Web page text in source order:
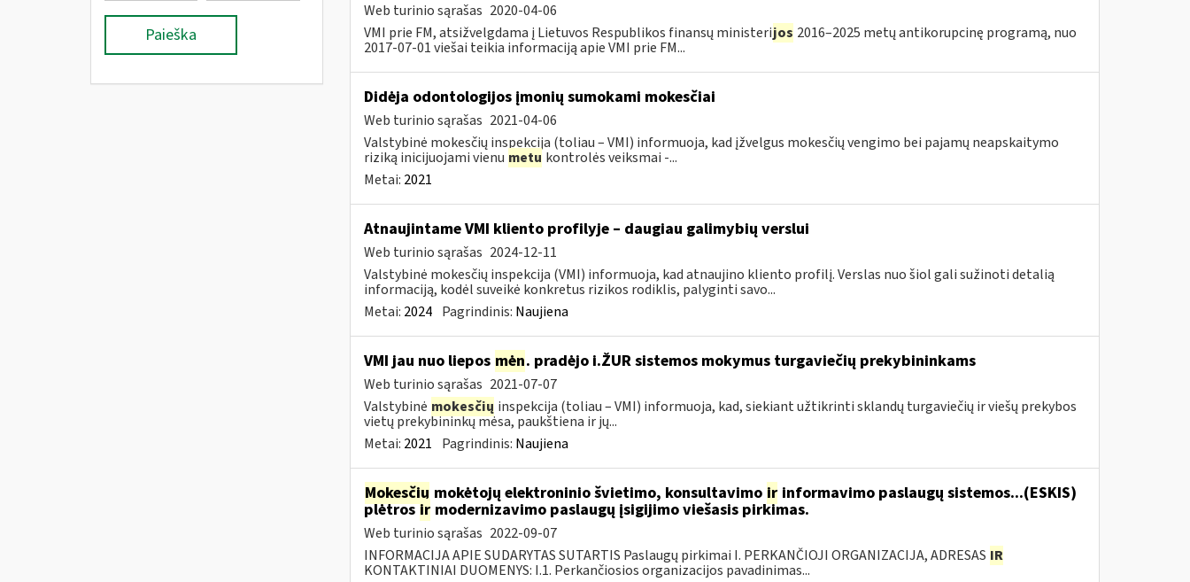
Paieška
Web turinio sąrašas 2020-04-06
VMI prie FM, atsižvelgdama į Lietuvos Respublikos finansų ministerijos 2016–2025 metų antikorupcinę programą, nuo
2017-07-01 viešai teikia informaciją apie VMI prie FM...
Didėja odontologijos įmonių sumokami mokesčiai
Web turinio sąrašas 2021-04-06
Valstybinė mokesčių inspekcija (toliau – VMI) informuoja, kad įžvelgus mokesčių vengimo bei pajamų neapskaitymo
riziką inicijuojami vienu metu kontrolės veiksmai -...
Metai: 2021
Atnaujintame VMI kliento profilyje – daugiau galimybių verslui
Web turinio sąrašas 2024-12-11
Valstybinė mokesčių inspekcija (VMI) informuoja, kad atnaujino kliento profilį. Verslas nuo šiol gali sužinoti detalią
informaciją, kodėl suveikė konkretus rizikos rodiklis, palyginti savo...
Metai: 2024 Pagrindinis: Naujiena
VMI jau nuo liepos mėn. pradėjo i.ŽUR sistemos mokymus turgaviečių prekybininkams
Web turinio sąrašas 2021-07-07
Valstybinė mokesčių inspekcija (toliau – VMI) informuoja, kad, siekiant užtikrinti sklandų turgaviečių ir viešų prekybos
vietų prekybininkų mėsa, paukštiena ir jų...
Metai: 2021 Pagrindinis: Naujiena
Mokesčiųmokėtojų elektroninio švietimo, konsultavimo irinformavimo paslaugų sistemos...(ESKIS)
plėtrosirmodernizavimo paslaugų įsigijimo viešasis pirkimas.
Web turinio sąrašas 2022-09-07
INFORMACIJA APIE SUDARYTAS SUTARTIS Paslaugų pirkimai I. PERKANČIOJI ORGANIZACIJA, ADRESAS IR
KONTAKTINIAI DUOMENYS: I.1. Perkančiosios organizacijos pavadinimas...